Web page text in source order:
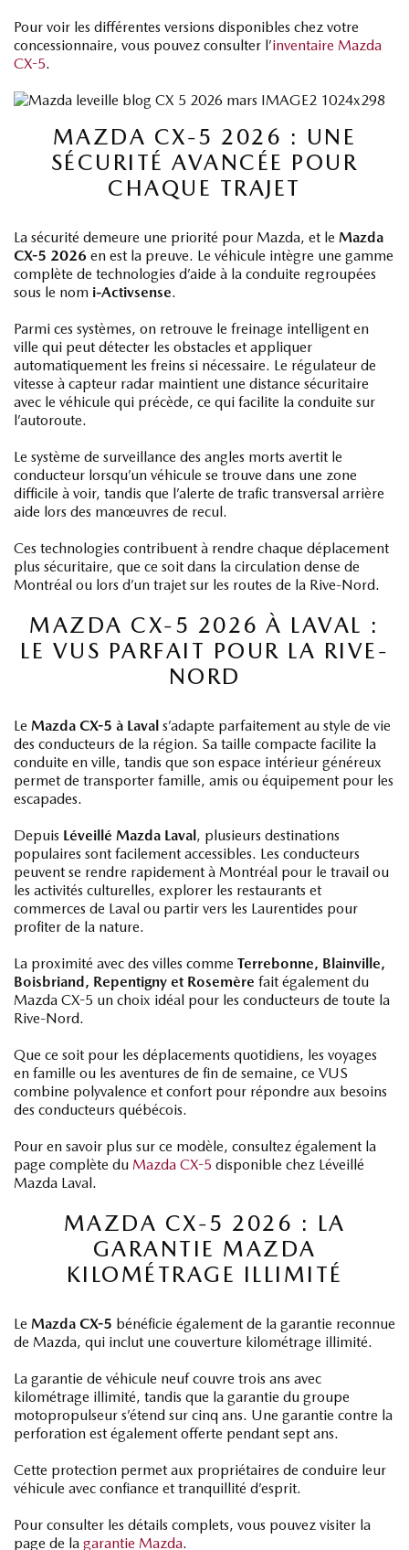
Pour voir les différentes versions disponibles chez votre
concessionnaire, vous pouvez consulter l’inventaire Mazda
CX-5.
MAZDA CX-5 2026 : UNE
SÉCURITÉ AVANCÉE POUR
CHAQUE TRAJET
La sécurité demeure une priorité pour Mazda, et le Mazda
CX-5 2026 en est la preuve. Le véhicule intègre une gamme
complète de technologies d’aide à la conduite regroupées
sous le nom i-Activsense.
Parmi ces systèmes, on retrouve le freinage intelligent en
ville qui peut détecter les obstacles et appliquer
automatiquement les freins si nécessaire. Le régulateur de
vitesse à capteur radar maintient une distance sécuritaire
avec le véhicule qui précède, ce qui facilite la conduite sur
l’autoroute.
Le système de surveillance des angles morts avertit le
conducteur lorsqu’un véhicule se trouve dans une zone
difficile à voir, tandis que l’alerte de trafic transversal arrière
aide lors des manœuvres de recul.
Ces technologies contribuent à rendre chaque déplacement
plus sécuritaire, que ce soit dans la circulation dense de
Montréal ou lors d’un trajet sur les routes de la Rive-Nord.
MAZDA CX-5 2026 À LAVAL :
LE VUS PARFAIT POUR LA RIVE-
NORD
Le Mazda CX-5 à Laval s’adapte parfaitement au style de vie
des conducteurs de la région. Sa taille compacte facilite la
conduite en ville, tandis que son espace intérieur généreux
permet de transporter famille, amis ou équipement pour les
escapades.
Depuis Léveillé Mazda Laval, plusieurs destinations
populaires sont facilement accessibles. Les conducteurs
peuvent se rendre rapidement à Montréal pour le travail ou
les activités culturelles, explorer les restaurants et
commerces de Laval ou partir vers les Laurentides pour
profiter de la nature.
La proximité avec des villes comme Terrebonne, Blainville,
Boisbriand, Repentigny et Rosemère fait également du
Mazda CX-5 un choix idéal pour les conducteurs de toute la
Rive-Nord.
Que ce soit pour les déplacements quotidiens, les voyages
en famille ou les aventures de fin de semaine, ce VUS
combine polyvalence et confort pour répondre aux besoins
des conducteurs québécois.
Pour en savoir plus sur ce modèle, consultez également la
page complète du Mazda CX-5 disponible chez Léveillé
Mazda Laval.
MAZDA CX-5 2026 : LA
GARANTIE MAZDA
KILOMÉTRAGE ILLIMITÉ
Le Mazda CX-5 bénéficie également de la garantie reconnue
de Mazda, qui inclut une couverture kilométrage illimité.
La garantie de véhicule neuf couvre trois ans avec
kilométrage illimité, tandis que la garantie du groupe
motopropulseur s’étend sur cinq ans. Une garantie contre la
perforation est également offerte pendant sept ans.
Cette protection permet aux propriétaires de conduire leur
véhicule avec confiance et tranquillité d’esprit.
Pour consulter les détails complets, vous pouvez visiter la
page de la garantie Mazda.